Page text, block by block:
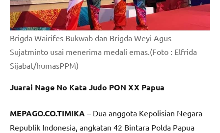
Brigda Wairifes Bukwab dan Brigda Weyi Agus
Sujatminto usai menerima medali emas.(Foto : Elfrida
Sijabat/humasPPM)
Juarai Nage No Kata Judo PON XX Papua
MEPAGO.CO.TIMIKA – Dua anggota Kepolisian Negara
Republik Indonesia, angkatan 42 Bintara Polda Papua